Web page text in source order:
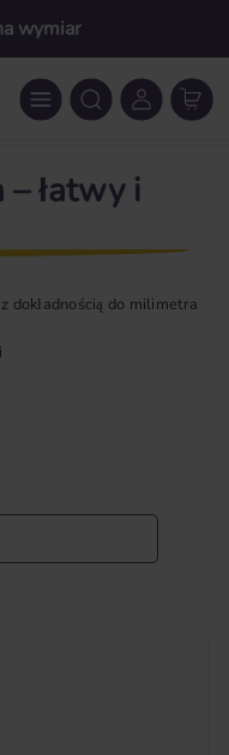
wymiar
łatwy i
dokładnością do milimetra